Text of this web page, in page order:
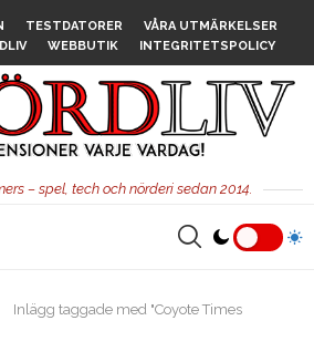
TESTDATORER
VÅRA UTMÄRKELSER
WEBBUTIK INTEGRITETSPOLICY
– spel, tech och nörderi sedan 2014.
Inlägg taggade med "Coyote Times